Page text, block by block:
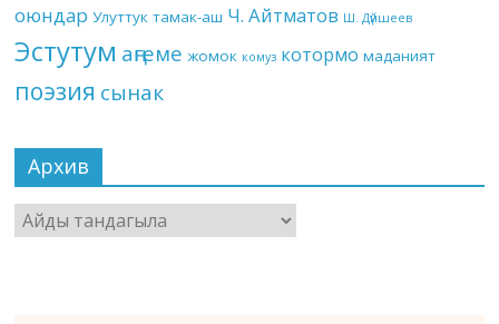
оюндар Улуттук тамак-аш Ч. Айтматов Ш. Дүйшеев
Эстутум аңгеме жомок комуз котормо маданият
поэзия сынак
Архив
Архив